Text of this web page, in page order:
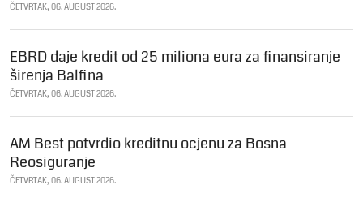
ČETVRTAK, 06. AUGUST 2026.
EBRD daje kredit od 25 miliona eura za finansiranje
širenja Balfina
ČETVRTAK, 06. AUGUST 2026.
AM Best potvrdio kreditnu ocjenu za Bosna
Reosiguranje
ČETVRTAK, 06. AUGUST 2026.